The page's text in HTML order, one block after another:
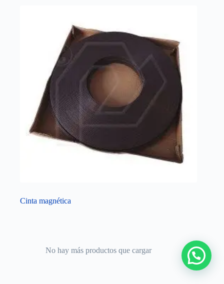
Cinta magnética
No hay más productos que cargar